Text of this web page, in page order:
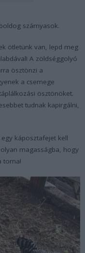
szárnyasok.
ötletünk van, lepd meg
A zöldséggolyó
ösztönzi a
a csemege
ösztönöket.
tudnak kapirgálni,
káposztafejet kell
magasságba, hogy
torna!